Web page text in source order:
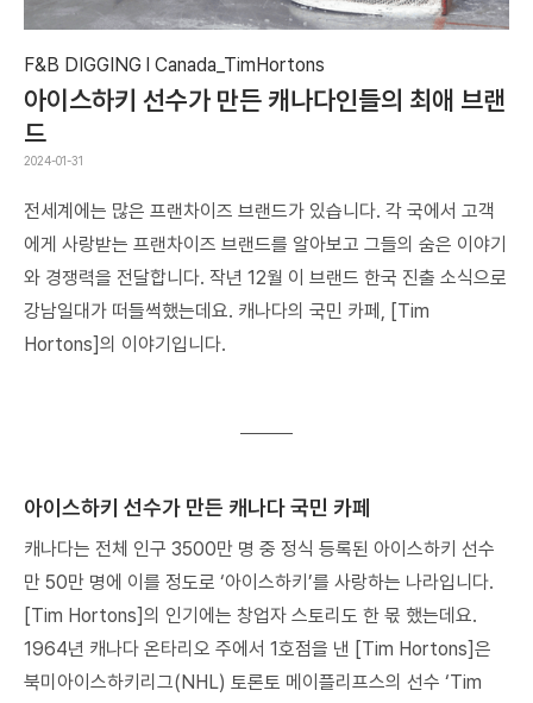
F&B DIGGING l Canada_TimHortons
아이스하키 선수가 만든 캐나다인들의 최애 브랜
드
2024-01-31
전세계에는 많은 프랜차이즈 브랜드가 있습니다. 각 국에서 고객
에게 사랑받는 프랜차이즈 브랜드를 알아보고 그들의 숨은 이야기
와 경쟁력을 전달합니다. 작년 12월 이 브랜드 한국 진출 소식으로
강남일대가 떠들썩했는데요. 캐나다의 국민 카페, [Tim
Hortons]의 이야기입니다.
아이스하키 선수가 만든 캐나다 국민 카페
캐나다는 전체 인구 3500만 명 중 정식 등록된 아이스하키 선수
만 50만 명에 이를 정도로 ‘아이스하키’를 사랑하는 나라입니다.
[Tim Hortons]의 인기에는 창업자 스토리도 한 몫 했는데요.
1964년 캐나다 온타리오 주에서 1호점을 낸 [Tim Hortons]은
북미아이스하키리그(NHL) 토론토 메이플리프스의 선수 ‘Tim